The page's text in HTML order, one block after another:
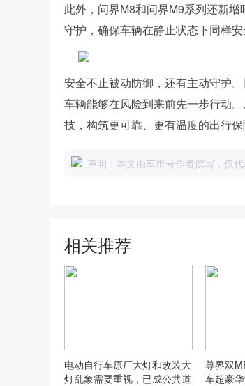
此外，问界M8和问界M9系列还新
守护，确保车辆在静止状态下同样安
安全不止被动防御，还有主动守护
车辆能够在风险到来前先一步行动
技，构筑更可靠、更有温度的出行
声明：本文由车市号作者撰写，仅
相关推荐
电动自行车原厂大灯和改装大
灯乱象需要重视，已成公共道
尊界双
车超豪